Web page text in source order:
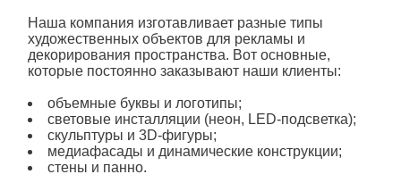
Наша компания изготавливает разные типы
художественных объектов для рекламы и
декорирования пространства. Вот основные,
которые постоянно заказывают наши клиенты:
объемные буквы и логотипы;
световые инсталляции (неон, LED-подсветка);
скульптуры и 3D-фигуры;
медиафасады и динамические конструкции;
стены и панно.